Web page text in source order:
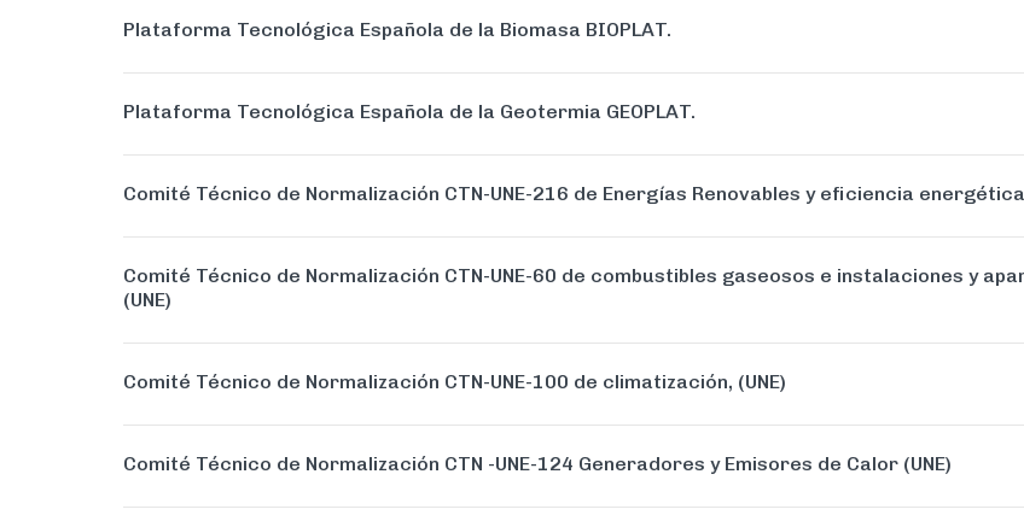
Plataforma Tecnológica Española de la Biomasa BIOPLAT.
Plataforma Tecnológica Española de la Geotermia GEOPLAT.
Comité Técnico de Normalización CTN-UNE-216 de Energías Renovables y eficiencia energética
Comité Técnico de Normalización CTN-UNE-60 de combustibles gaseosos e instalaciones y
(UNE)
Comité Técnico de Normalización CTN-UNE-100 de climatización, (UNE)
Comité Técnico de Normalización CTN -UNE-124 Generadores y Emisores de Calor (UNE)